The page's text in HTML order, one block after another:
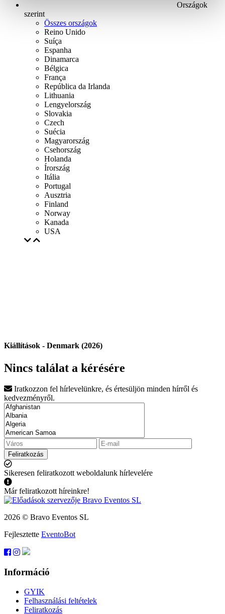
Országok
szerint
Összes országok
Reino Unido
Suíça
Espanha
Dinamarca
Bélgica
França
República da Irlanda
Lithuania
Lengyelország
Slovakia
Czech
Suécia
Magyarország
Csehország
Holanda
Írország
Itália
Portugal
Ausztria
Finland
Norway
Kanada
USA
Kiállítások - Denmark (2026)
Nincs találat a kérésére
Iratkozzon fel hírlevelünkre, és értesüljön minden hírről és
kedvezményről.
Feliratkozás
Sikeresen feliratkozott weboldalunk hírlevelére
Már feliratkozott híreinkre!
2026 © Bravo Eventos SL
Fejlesztette EventoBot
Információ
GYIK
Felhasználási feltételek
Feliratkozás